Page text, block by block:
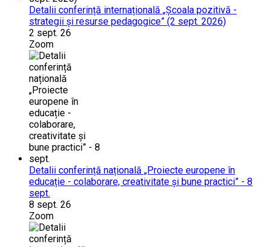
Detalii conferință internațională „Școala pozitivă -
strategii și resurse pedagogice” (2 sept. 2026)
2 sept. 26
Zoom
Detalii conferință națională „Proiecte europene în
educație - colaborare, creativitate și bune practici” - 8
sept.
8 sept. 26
Zoom